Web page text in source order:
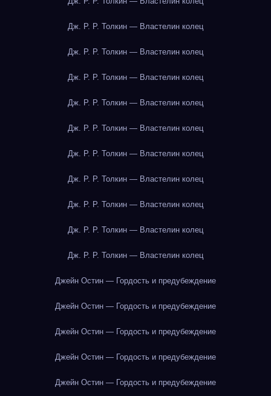
Дж. Р. Р. Толкин — Властелин колец
Дж. Р. Р. Толкин — Властелин колец
Дж. Р. Р. Толкин — Властелин колец
Дж. Р. Р. Толкин — Властелин колец
Дж. Р. Р. Толкин — Властелин колец
Дж. Р. Р. Толкин — Властелин колец
Дж. Р. Р. Толкин — Властелин колец
Дж. Р. Р. Толкин — Властелин колец
Дж. Р. Р. Толкин — Властелин колец
Дж. Р. Р. Толкин — Властелин колец
Джейн Остин — Гордость и предубеждение
Джейн Остин — Гордость и предубеждение
Джейн Остин — Гордость и предубеждение
Джейн Остин — Гордость и предубеждение
Джейн Остин — Гордость и предубеждение